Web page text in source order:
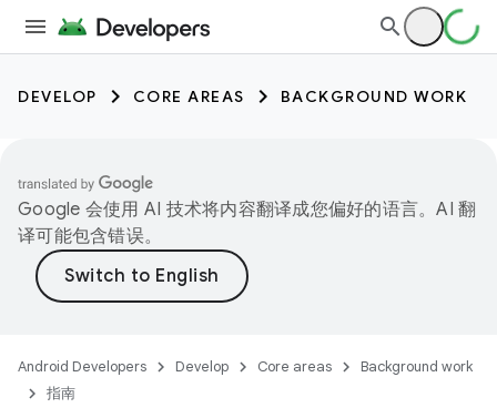
DEVELOP CORE AREAS BACKGROUND WORK
Google 会使用 AI 技术将内容翻译成您偏好的语言。AI 翻
译可能包含错误。
Android Developers Develop Core areas
Background work
指南